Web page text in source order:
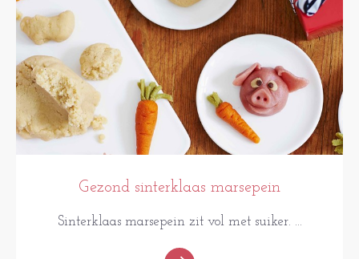
Gezond sinterklaas marsepein
Sinterklaas marsepein zit vol met suiker. ...